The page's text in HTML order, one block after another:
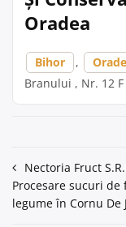
Oradea
Bihor ,
Branului , Nr. 12 F
Navigare
în
Nectoria Fruct
Procesare sucuri de
legume în Cornu De